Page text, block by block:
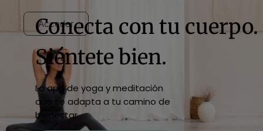
Acceder
Conecta con tu cuerpo.
Siéntete bien.
La app de yoga y meditación
que se adapta a tu camino de
bienestar